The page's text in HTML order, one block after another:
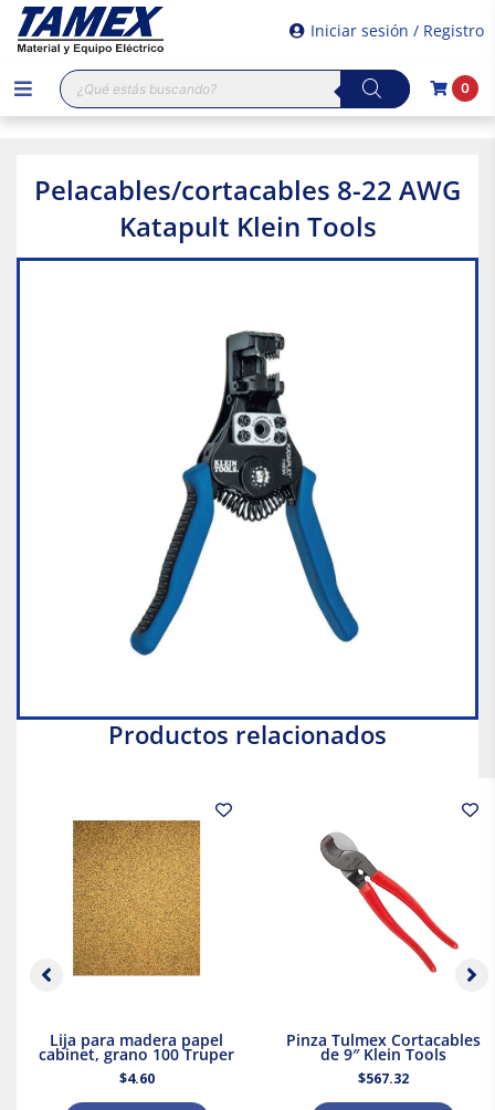
Iniciar sesión / Registro
Búsqueda
de
productos
0
Pelacables/cortacables 8-22 AWG
Katapult Klein Tools
Productos relacionados
Lija para madera papel
cabinet, grano 100 Truper
$4.60
Pinza Tulmex Cortacables
de 9″ Klein Tools
$567.32